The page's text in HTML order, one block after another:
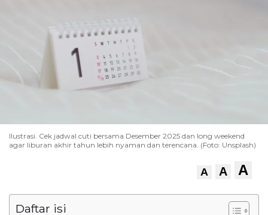
Ilustrasi. Cek jadwal cuti bersama Desember 2025 dan long weekend
agar liburan akhir tahun lebih nyaman dan terencana. (Foto: Unsplash)
A A A
Daftar isi